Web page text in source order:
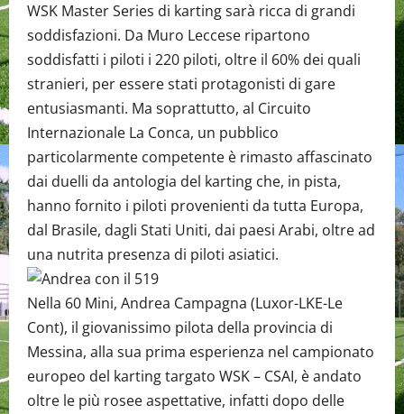
WSK Master Series di karting sarà ricca di grandi
soddisfazioni. Da Muro Leccese ripartono
soddisfatti i piloti i 220 piloti, oltre il 60% dei quali
stranieri, per essere stati protagonisti di gare
entusiasmanti. Ma soprattutto, al Circuito
Internazionale La Conca, un pubblico
particolarmente competente è rimasto affascinato
dai duelli da antologia del karting che, in pista,
hanno fornito i piloti provenienti da tutta Europa,
dal Brasile, dagli Stati Uniti, dai paesi Arabi, oltre ad
una nutrita presenza di piloti asiatici.
Nella 60 Mini, Andrea Campagna (Luxor-LKE-Le
Cont), il giovanissimo pilota della provincia di
Messina, alla sua prima esperienza nel campionato
europeo del karting targato WSK – CSAI, è andato
oltre le più rosee aspettative, infatti dopo delle